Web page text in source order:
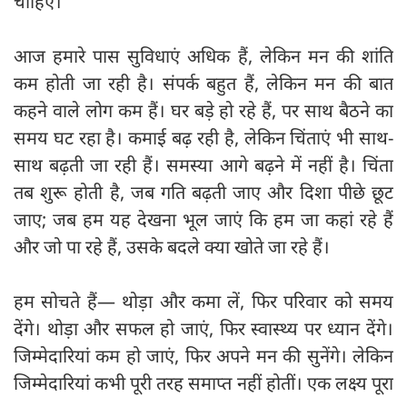
आज हमारे पास सुविधाएं अधिक हैं, लेकिन मन की शांति
कम होती जा रही है। संपर्क बहुत हैं, लेकिन मन की बात
कहने वाले लोग कम हैं। घर बड़े हो रहे हैं, पर साथ बैठने का
समय घट रहा है। कमाई बढ़ रही है, लेकिन चिंताएं भी साथ-
साथ बढ़ती जा रही हैं। समस्या आगे बढ़ने में नहीं है। चिंता
तब शुरू होती है, जब गति बढ़ती जाए और दिशा पीछे छूट
जाए; जब हम यह देखना भूल जाएं कि हम जा कहां रहे हैं
और जो पा रहे हैं, उसके बदले क्या खोते जा रहे हैं।
हम सोचते हैं— थोड़ा और कमा लें, फिर परिवार को समय
देंगे। थोड़ा और सफल हो जाएं, फिर स्वास्थ्य पर ध्यान देंगे।
जिम्मेदारियां कम हो जाएं, फिर अपने मन की सुनेंगे। लेकिन
जिम्मेदारियां कभी पूरी तरह समाप्त नहीं होतीं। एक लक्ष्य पूरा